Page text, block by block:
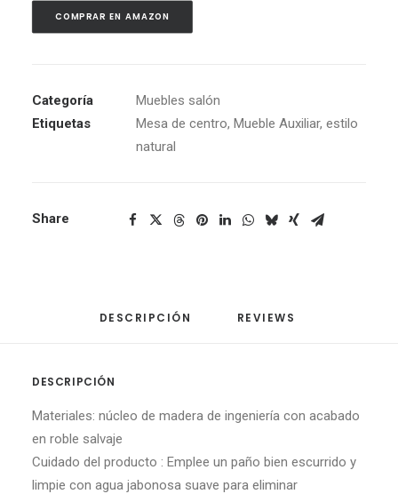
COMPRAR EN AMAZON
Categoría
Muebles salón
Etiquetas
Mesa de centro, Mueble Auxiliar, estilo
natural
Share
DESCRIPCIÓN REVIEWS
DESCRIPCIÓN
Materiales: núcleo de madera de ingeniería con acabado
en roble salvaje
Cuidado del producto : Emplee un paño bien escurrido y
limpie con agua jabonosa suave para eliminar